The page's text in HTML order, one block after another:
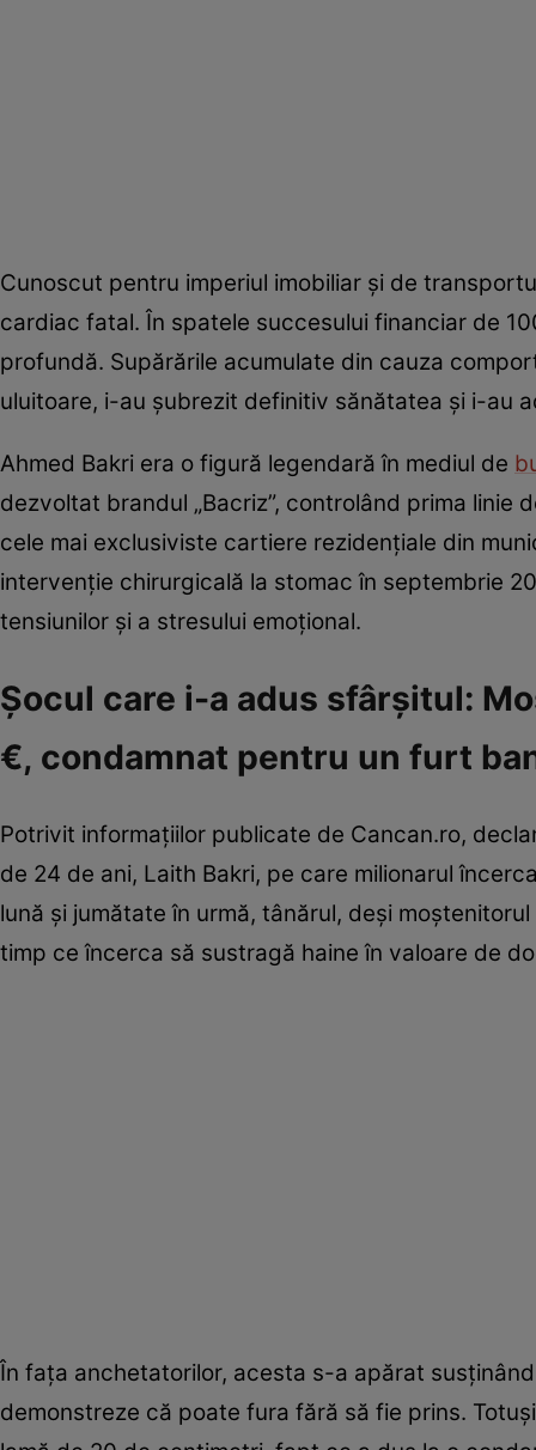
Cunoscut pentru imperiul imobiliar și de
cardiac fatal. În spatele succesului financiar de
profundă. Supărările acumulate din cauza
uluitoare, i-au șubrezit definitiv sănătatea și i-au
Ahmed Bakri era o figură legendară în mediul de
dezvoltat brandul „Bacriz”, controlând prima
cele mai exclusiviste cartiere rezidențiale din
intervenție chirurgicală la stomac în septembrie
tensiunilor și a stresului emoțional.
Șocul care i-a adus sfârșitul:
€, condamnat pentru un furt
Potrivit informațiilor publicate de Cancan.ro,
de 24 de ani, Laith Bakri, pe care milionarul
lună și jumătate în urmă, tânărul, deși
timp ce încerca să sustragă haine în valoare de
În fața anchetatorilor, acesta s-a apărat
demonstreze că poate fura fără să fie prins.